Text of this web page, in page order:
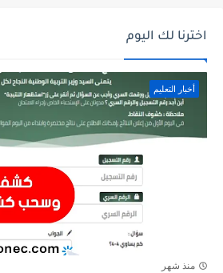
اخترنا لك اليوم
أخبار التعليم
منذ شهر